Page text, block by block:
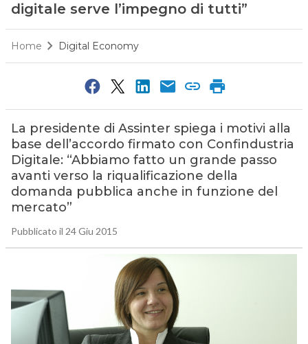
digitale serve l’impegno di tutti”
Home Digital Economy
La presidente di Assinter spiega i motivi alla
base dell’accordo firmato con Confindustria
Digitale: “Abbiamo fatto un grande passo
avanti verso la riqualificazione della
domanda pubblica anche in funzione del
mercato”
Pubblicato il 24 Giu 2015